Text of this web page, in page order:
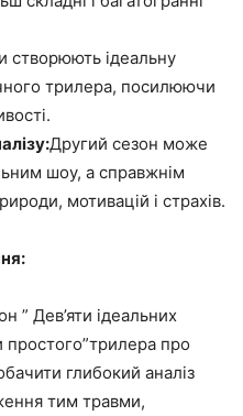
створюють ідеальну
трилера, посилюючи
Другий сезон може
шоу, а справжнім
мотивацій і страхів.
” Дев’яти ідеальних
простого”трилера про
глибокий аналіз
тим травми,